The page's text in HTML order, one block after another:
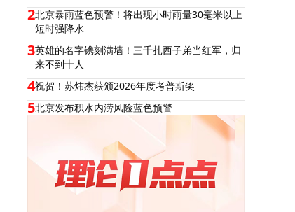
2北京暴雨蓝色预警！将出现小时雨量30毫米以上
短时强降水
3英雄的名字镌刻满墙！三千扎西子弟当红军，归
来不到十人
4祝贺！苏炜杰获颁2026年度考普斯奖
5北京发布积水内涝风险蓝色预警